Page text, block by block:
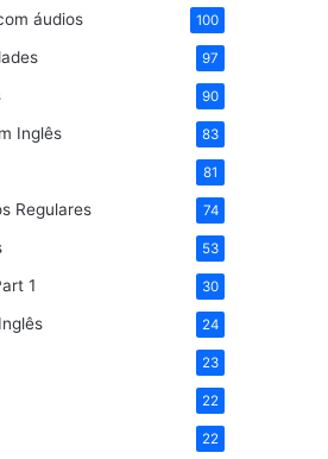
áudios 100
97
90
Inglês 83
81
Regulares 74
53
1 30
24
23
22
22